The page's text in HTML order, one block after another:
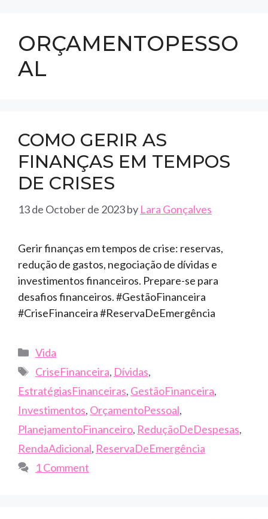
ORÇAMENTOPESSO
AL
COMO GERIR AS
FINANÇAS EM TEMPOS
DE CRISES
13 de October de 2023by Lara Gonçalves
Gerir finanças em tempos de crise: reservas,
redução de gastos, negociação de dívidas e
investimentos financeiros. Prepare-se para
desafios financeiros. #GestãoFinanceira
#CriseFinanceira #ReservaDeEmergência
Categories
Vida
Tags
CriseFinanceira, Dívidas,
EstratégiasFinanceiras, GestãoFinanceira,
Investimentos, OrçamentoPessoal,
PlanejamentoFinanceiro, ReduçãoDeDespesas,
RendaAdicional, ReservaDeEmergência
1 Comment